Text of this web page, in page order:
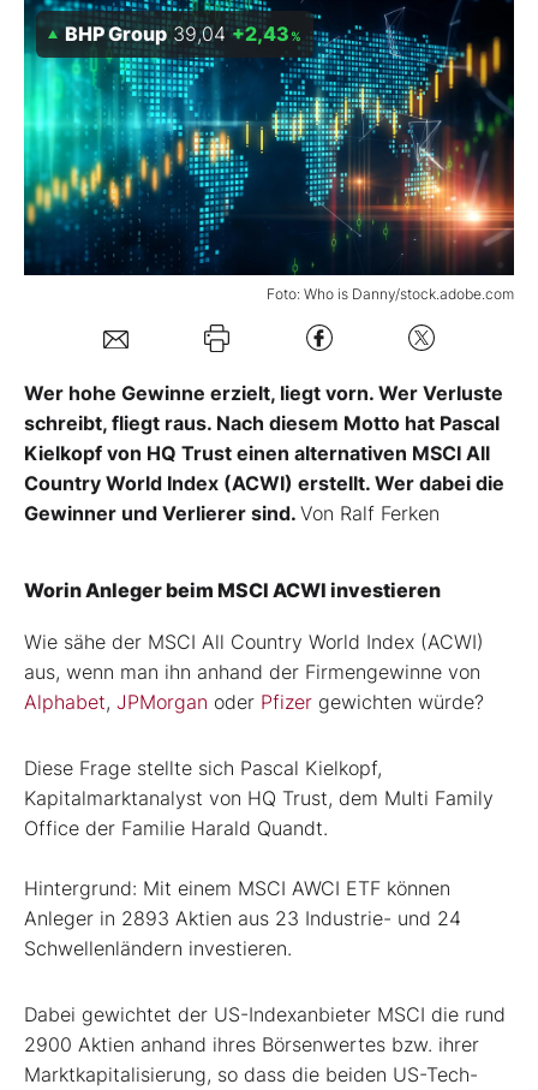
Experten
Mein B:O
Mein Konto
Folgen Sie uns
Kontakt
Foto: Who is Danny/stock.adobe.com
BHP Group 39,04 +2,43 %
Wer hohe Gewinne erzielt, liegt vorn. Wer Verluste
schreibt, fliegt raus. Nach diesem Motto hat Pascal
Kielkopf von HQ Trust einen alternativen MSCI All
Country World Index (ACWI) erstellt. Wer dabei die
Gewinner und Verlierer sind. Von Ralf Ferken
Worin Anleger beim MSCI ACWI investieren
Wie sähe der MSCI All Country World Index (ACWI)
aus, wenn man ihn anhand der Firmengewinne von
Alphabet, JPMorgan oder Pfizer gewichten würde?
Diese Frage stellte sich Pascal Kielkopf,
Kapitalmarktanalyst von HQ Trust, dem Multi Family
Office der Familie Harald Quandt.
Hintergrund: Mit einem MSCI AWCI ETF können
Anleger in 2893 Aktien aus 23 Industrie- und 24
Schwellenländern investieren.
Dabei gewichtet der US-Indexanbieter MSCI die rund
2900 Aktien anhand ihres Börsenwertes bzw. ihrer
Marktkapitalisierung, so dass die beiden US-Tech-